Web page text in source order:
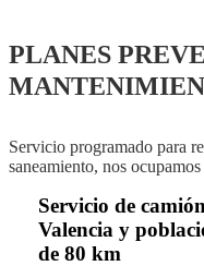
PLANES
Servicio programado para
saneamiento, nos
Servicio de
Valencia y
de 80 km